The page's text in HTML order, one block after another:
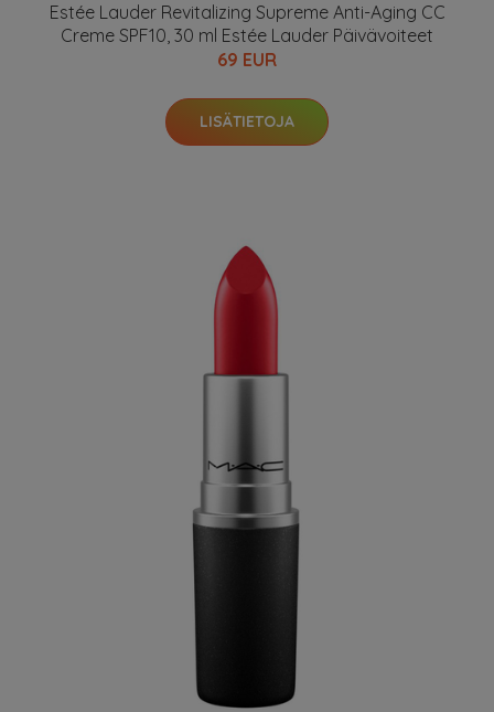
Estée Lauder Revitalizing Supreme Anti-Aging CC
Creme SPF10, 30 ml Estée Lauder Päivävoiteet
69 EUR
LISÄTIETOJA